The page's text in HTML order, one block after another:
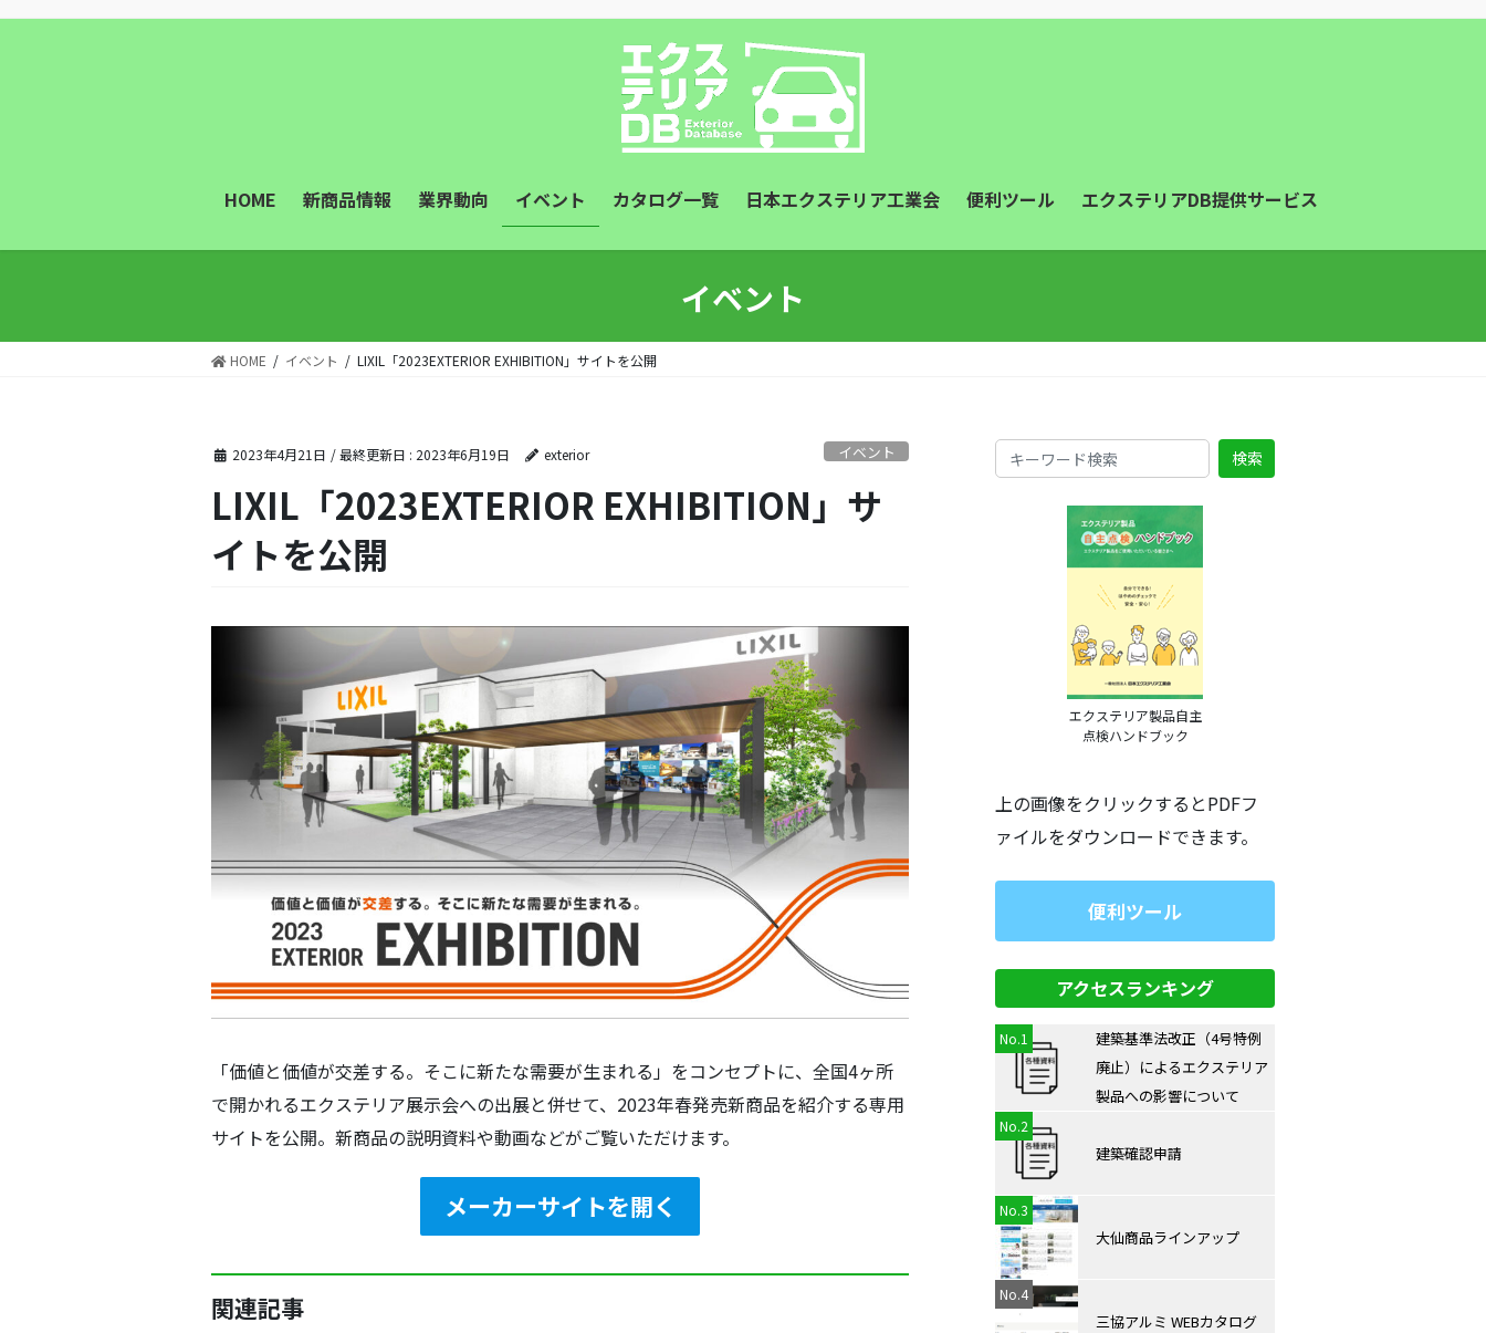
コ
ナ
動
HOME 新商品情報 業界動向 イベント カタログ一覧 日本エクステリア工業会 便利ツール エクステリアDB提供サービス
イベント
HOME イベント LIXIL「2023EXTERIOR EXHIBITION」サイトを公開
2023年4月21日 / 最終更新日 : 2023年6月19日 exterior イベント
LIXIL「2023EXTERIOR EXHIBITION」サ
イトを公開
「価値と価値が交差する。そこに新たな需要が生まれる」をコンセプトに、全国4ヶ所
で開かれるエクステリア展示会への出展と併せて、2023年春発売新商品を紹介する専用
サイトを公開。新商品の説明資料や動画などがご覧いただけます。
メーカーサイトを開く
関連記事
検索
エクステリア製品自主
点検ハンドブック
上の画像をクリックするとPDFフ
ァイルをダウンロードできます。
便利ツール
アクセスランキング
建築基準法改正（4号特例
廃⽌）によるエクステリア
製品への影響について
建築確認申請
大仙商品ラインアップ
三協アルミ WEBカタログ